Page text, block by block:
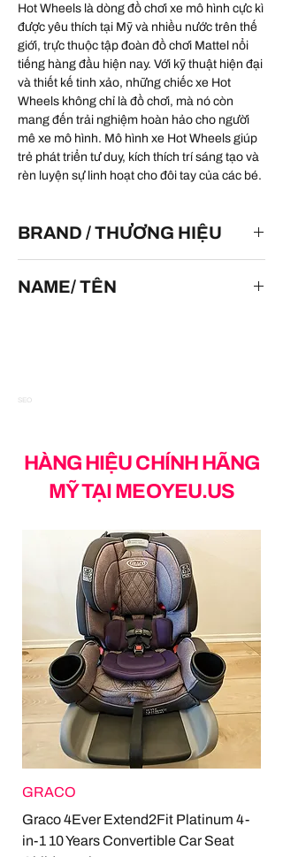
Hot Wheels là dòng đồ chơi xe mô hình cực kì
được yêu thích tại Mỹ và nhiều nước trên thế
giới, trực thuộc tập đoàn đồ chơi Mattel nổi
tiếng hàng đầu hiện nay. Với kỹ thuật hiện đại
và thiết kế tinh xảo, những chiếc xe Hot
Wheels không chỉ là đồ chơi, mà nó còn
mang đến trải nghiệm hoàn hảo cho người
mê xe mô hình. Mô hình xe Hot Wheels giúp
trẻ phát triển tư duy, kích thích trí sáng tạo và
rèn luyện sự linh hoạt cho đôi tay của các bé.
BRAND / THƯƠNG HIỆU
NAME/ TÊN
SEO
HÀNG HIỆU CHÍNH HÃNG
MỸ TẠI MEOYEU.US
GRACO
Graco 4Ever Extend2Fit Platinum 4-
in-1 10 Years Convertible Car Seat